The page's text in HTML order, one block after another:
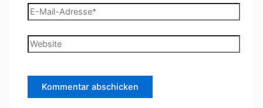
E-
Mail-
Adresse*
Website